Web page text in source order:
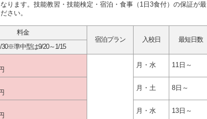
ります。技能教習・技能検定・宿泊・食事（1日3食付）の保証が最
さい。
料金
宿泊プラン
入校日
最短日数
30※準中型は9/20～1/15
月・水 11日～
月・土 8日～
月・水 13日～